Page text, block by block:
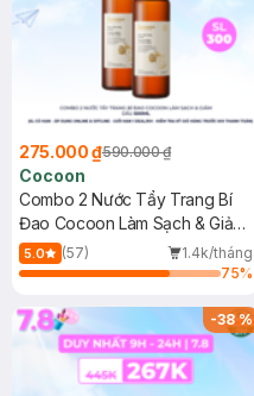
275.000 ₫590.000 ₫
Cocoon
Combo 2 Nước Tẩy Trang Bí
Đao Cocoon Làm Sạch & Giảm
Dầu 500ml
5.0 (57)
1.4k/tháng
75%
-38%